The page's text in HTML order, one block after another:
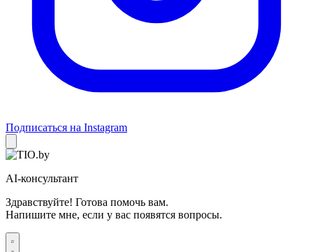
Подписаться на Instagram
AI-консультант
Здравствуйте! Готова помочь вам.
Напишите мне, если у вас появятся вопросы.